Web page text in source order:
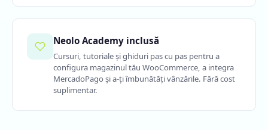
Neolo Academy inclusă
Cursuri, tutoriale și ghiduri pas cu pas pentru a
configura magazinul tău WooCommerce, a integra
MercadoPago și a-ți îmbunătăți vânzările. Fără cost
suplimentar.